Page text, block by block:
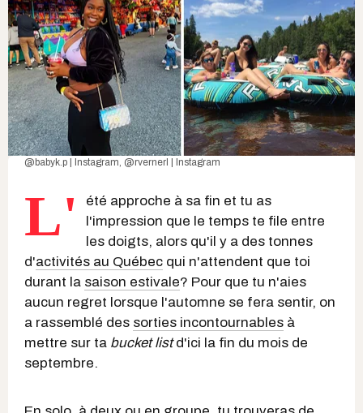
@babyk.p | Instagram, @rvernerl | Instagram
L'
été approche à sa fin et tu as
l'impression que le temps te file entre
les doigts, alors qu'il y a des tonnes
d'activités au Québec qui n'attendent que toi
durant la saison estivale? Pour que tu n'aies
aucun regret lorsque l'automne se fera sentir, on
a rassemblé des sorties incontournables à
mettre sur ta bucket listd'ici la fin du mois de
septembre.